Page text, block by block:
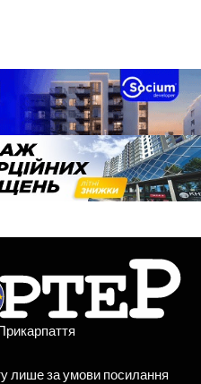
лише за умови посилання